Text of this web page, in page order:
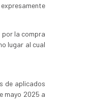
la compra
lugar al cual
de aplicados
mayo 2025 a